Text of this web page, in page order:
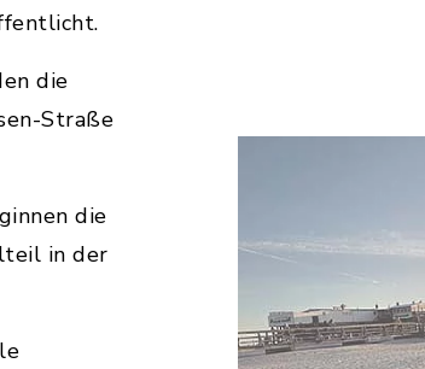
die
Straße
die
in der